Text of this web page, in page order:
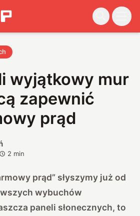
wyjątkowy mur
zapewnić
prąd
2 min
prąd” słyszymy już od
wybuchów
paneli słonecznych, to